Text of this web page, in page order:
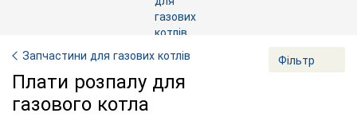
Фільтр
Запчастини для газових котлів
Плати розпалу для
газового котла